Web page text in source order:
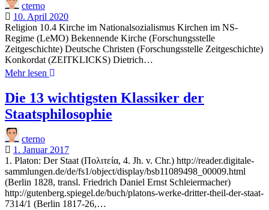
cterno
10. April 2020
Religion 10.4 Kirche im Nationalsozialismus Kirchen im NS-
Regime (LeMO) Bekennende Kirche (Forschungsstelle
Zeitgeschichte) Deutsche Christen (Forschungsstelle Zeitgeschichte)
Konkordat (ZEITKLICKS) Dietrich…
Mehr lesen Wie
Kirche
und
Politik
Die 13 wichtigsten Klassiker der
Staatsphilosophie
cterno
1. Januar 2017
1. Platon: Der Staat (Πολιτεία, 4. Jh. v. Chr.) http://reader.digitale-
sammlungen.de/de/fs1/object/display/bsb11089498_00009.html
(Berlin 1828, transl. Friedrich Daniel Ernst Schleiermacher)
http://gutenberg.spiegel.de/buch/platons-werke-dritter-theil-der-staat-
7314/1 (Berlin 1817-26,…